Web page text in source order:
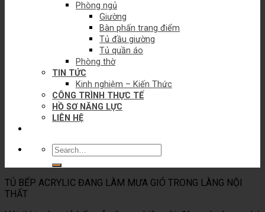
Phòng ngủ
Giường
Bàn phấn trang điểm
Tủ đầu giường
Tủ quần áo
Phòng thờ
TIN TỨC
Kinh nghiệm – Kiến Thức
CÔNG TRÌNH THỰC TẾ
HỒ SƠ NĂNG LỰC
LIÊN HỆ
Search
for:
TỦ BẾP ACRYLIC ĐANG LÀM MƯA GIÓ TRONG LÀNG NỘI
THẤT